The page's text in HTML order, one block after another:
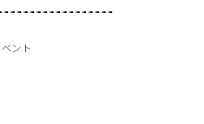
ント